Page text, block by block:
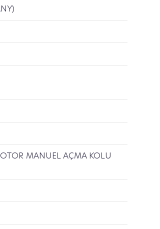
MANUEL AÇMA KOLU